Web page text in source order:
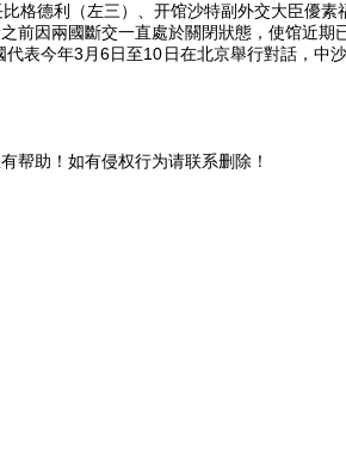
格德利（左三）、开馆沙特副外交大臣優
因兩國斷交一直處於關閉狀態，使馆近期已
今年3月6日至10日在北京舉行對話，中
帮助！如有侵权行为请联系删除！